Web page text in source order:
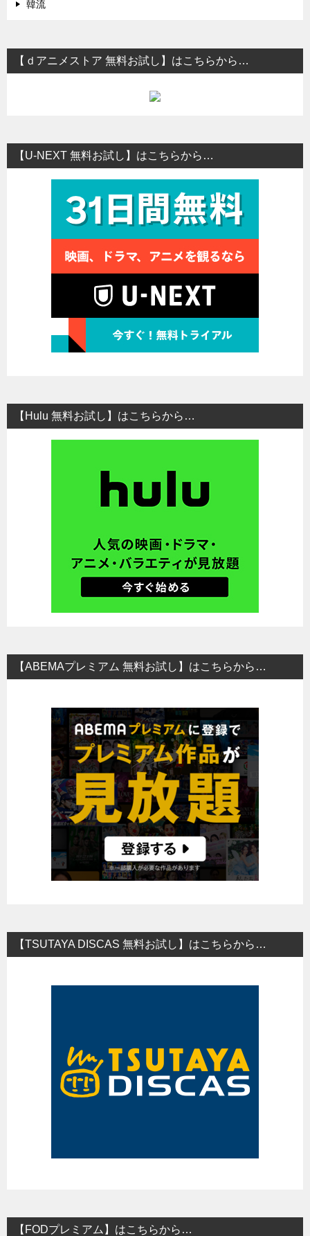
韓流
【ｄアニメストア 無料お試し】はこちらから…
【U-NEXT 無料お試し】はこちらから…
【Hulu 無料お試し】はこちらから…
【ABEMAプレミアム 無料お試し】はこちらから…
【TSUTAYA DISCAS 無料お試し】はこちらから…
【FODプレミアム】はこちらから…